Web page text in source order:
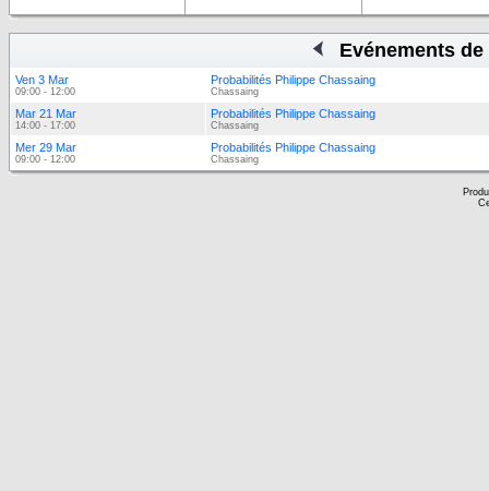
Evénements
Ven 3 Mar
09:00 - 12:00
Probabilités Philippe Chassaing
Chassaing
Mar 21 Mar
14:00 - 17:00
Probabilités Philippe Chassaing
Chassaing
Mer 29 Mar
09:00 - 12:00
Probabilités Philippe Chassaing
Chassaing